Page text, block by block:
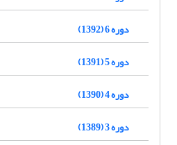
دوره 6 (1392)
دوره 5 (1391)
دوره 4 (1390)
دوره 3 (1389)